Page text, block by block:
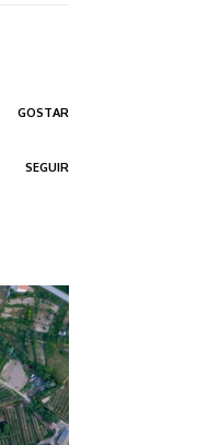
GOSTAR
SEGUIR